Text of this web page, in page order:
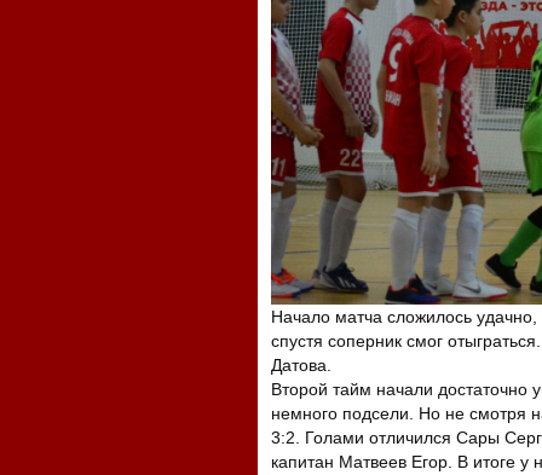
Начало матча сложилось
спустя соперник смог
Датова.
Второй тайм начали достаточно
немного подсели. Но не смотря
3:2. Голами отличился Сары
капитан Матвеев Егор. В итоге у